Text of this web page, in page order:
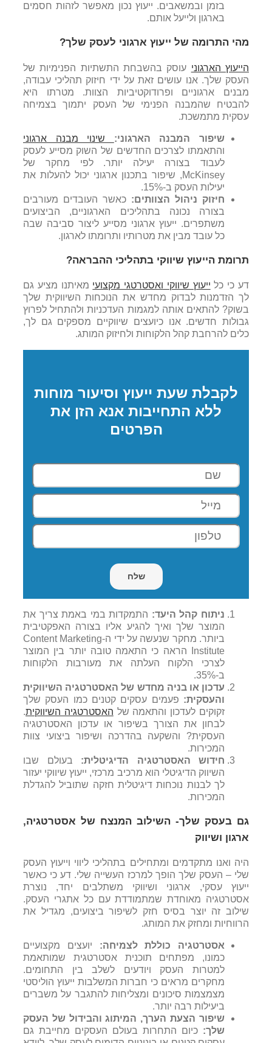
בזמן ובמשאבים. ייעוץ נכון מאפשר לזהות חסמים
בארגון ולייעל אותם.
מהי התרומה של ייעוץ ארגוני לעסק שלך?
הייעוץ הארגוני עוסק בהשבחת התשתיות הפנימיות של
העסק שלך. אנו עושים זאת על ידי חיזוק תהליכי עבודה,
מבנים ארגוניים ופרודוקטיביות הצוות. מטרתו היא
להבטיח שהמבנה הפנימי של העסק יתמוך בצמיחה
עסקית מתמשכת.
שיפור המבנה הארגוני: שינוי מבנה ארגוני
והתאמתו לצרכים החדשים של השוק מסייע לעסק
לעבוד בצורה יעילה יותר. לפי מחקר של
McKinsey, שיפור בתכנון ארגוני יכול להעלות את
יעילות העסק ב-15%.
חיזוק ניהול הצוותים: כאשר העובדים מעורבים
בצורה נכונה בתהליכים הארגוניים, הביצועים
משתפרים. ייעוץ ארגוני מסייע ליצור סביבה שבה
כל עובד מבין את מטרותיו ותרומתו לארגון.
תרומת הייעוץ שיווקי בתהליכי ההבראה?
דע כי כל ייעוץ שיווקי ואסטרטגי מקצועי מאיתנו מציע גם
לך הזדמנות לבדוק מחדש את הנוכחות השיווקית שלך
בשוק? להתאים אותה למגמות העדכניות ולהתחיל לפרוץ
גבולות חדשים. אנו כיועצים שיווקיים מספקים גם לך,
כלים להרחבת קהל הלקוחות ולחיזוק המותג.
לקבלת שעת ייעוץ וסיעור מוחות
ללא התחייבות אנא הזן את
הפרטים
ניתוח קהל היעד: התמקדות במי באמת צריך את
המוצר שלך ואיך להגיע אליו בצורה האפקטיבית
ביותר. מחקר שנעשה על ידי ה-Content Marketing
Institute
הראה כי התאמה טובה יותר בין המוצר
לצרכי הלקוח העלתה את מעורבות הלקוחות
ב-35%.
עדכון או בניה מחדש של האסטרטגיה השיווקית
והעסקית: פעמים עסקים קטנים כמו העסק שלך
זקוקים לעדכון והתאמה של האסטרטגיה השיווקית.
לבחון את הצורך בשיפור או עדכון האסטרטגיה
העסקית? והשקעה בהדרכה ושיפור ביצועי צוות
המכירות.
חידוש האסטרטגיה הדיגיטלית: בעולם שבו
השיווק הדיגיטלי הוא מרכיב מרכזי, ייעוץ שיווקי יעזור
לך לבנות נוכחות דיגיטלית חזקה שתוביל להגדלת
המכירות.
גם בעסק שלך- השילוב המנצח של אסטרטגיה,
ארגון ושיווק
היה ואנו מתקדמים ומתחילים בתהליכי ליווי וייעוץ העסק
שלי – העסק שלך הופך למרכז העשייה שלי. דע כי כאשר
ייעוץ עסקי, ארגוני ושיווקי משתלבים יחד, נוצרת
אסטרטגיה מאוחדת שמתמודדת עם כל אתגרי העסק.
שילוב זה יוצר בסיס חזק לשיפור ביצועים, מגדיל את
הרווחיות ומחזק את המותג.
אסטרטגיה כוללת לצמיחה: יועצים מקצועיים
כמונו, מפתחים תוכנית אסטרטגית שמותאמת
למטרות העסק ויודעים לשלב בין התחומים.
מחקרים מראים כי חברות המשלבות ייעוץ הוליסטי
מצמצמות סיכונים ומצליחות להתגבר על משברים
ביעילות רבה יותר.
שיפור הצעת הערך, המיתוג והבידול של העסק
שלך: כיום התחרות בעולם העסקים מחייבת גם